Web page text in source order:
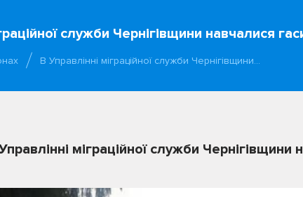
служби Чернігівщини навчалися
В Управлінні міграційної служби Чернігівщини…
міграційної служби